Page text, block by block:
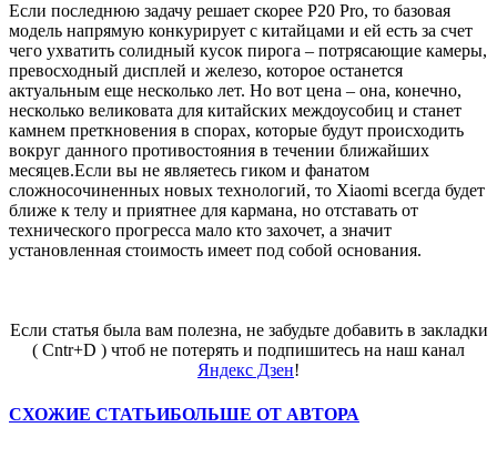
Если последнюю задачу решает скорее P20 Pro, то базовая
модель напрямую конкурирует с китайцами и ей есть за счет
чего ухватить солидный кусок пирога – потрясающие камеры,
превосходный дисплей и железо, которое останется
актуальным еще несколько лет. Но вот цена – она, конечно,
несколько великовата для китайских междоусобиц и станет
камнем преткновения в спорах, которые будут происходить
вокруг данного противостояния в течении ближайших
месяцев.Если вы не являетесь гиком и фанатом
сложносочиненных новых технологий, то Xiaomi всегда будет
ближе к телу и приятнее для кармана, но отставать от
технического прогресса мало кто захочет, а значит
установленная стоимость имеет под собой основания.
Если статья была вам полезна, не забудьте добавить в закладки
( Cntr+D ) чтоб не потерять и подпишитесь на наш канал
Яндекс Дзен!
СХОЖИЕ СТАТЬИБОЛЬШЕ ОТ АВТОРА